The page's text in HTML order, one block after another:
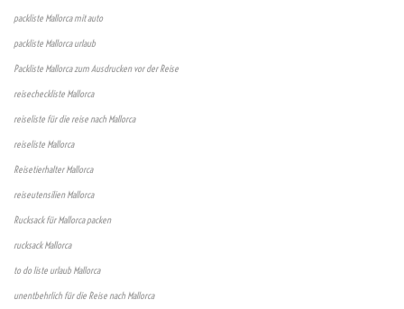
packliste Mallorca mit auto
packliste Mallorca urlaub
Packliste Mallorca zum Ausdrucken vor der Reise
reisecheckliste Mallorca
reiseliste für die reise nach Mallorca
reiseliste Mallorca
Reisetierhalter Mallorca
reiseutensilien Mallorca
Rucksack für Mallorca packen
rucksack Mallorca
to do liste urlaub Mallorca
unentbehrlich für die Reise nach Mallorca